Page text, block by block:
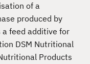
of a
produced by
a feed additive for
DSM Nutritional
Products